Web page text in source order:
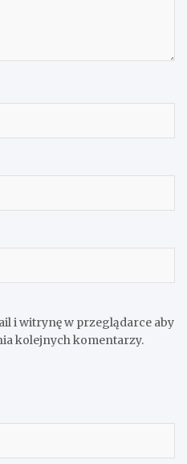
i witrynę w przeglądarce aby
kolejnych komentarzy.